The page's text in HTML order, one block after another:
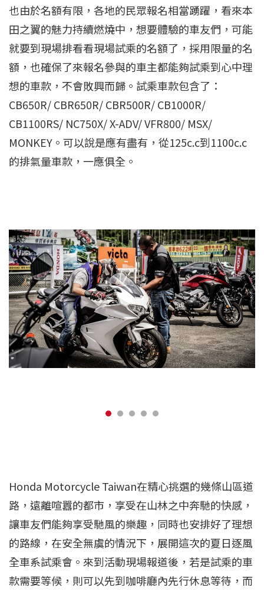
也由於名額有限，各地的民眾報名相當踴躍，看來本
田之翼的魅力持續燃燒中，想要體驗的車友們，可能
就要到現場排看看現場試乘的名額了，採用限量的名
額，也確保了來報名參與的車主都能夠試乘到心中理
想的車款，不會敗興而歸。試乘車款包含了：
CB650R/ CBR650R/ CBR500R/ CB1000R/
CB1100RS/ NC750X/ X-ADV/ VFR800/ MSX/
MONKEY。可以說是應有盡有，從125c.c到1100c.c
的排氣量車款，一應俱全。
Honda Motorcycle Taiwan在精心挑選的幾條山區道
路，遠離喧囂的都市，享受在山林之中奔馳的快感，
讓車友們能夠享受馳風的樂趣，同時也安排好了理想
的路線，在安全無虞的情況下，展開這次的夏日逐風
全車系試乘會。來到活動現場報道後，若是試乘的車
款需要等候，則可以先到咖啡廳內先行休息等待，而